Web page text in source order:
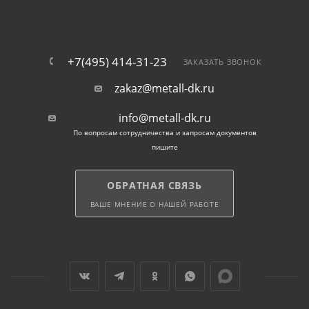
заземления объектов. Устойчивый к коррозии
по периметру сооружений, а также элементов,
Также полоса металлическая с цинковым
повышенной влажности.
+7(495) 414-31-23 ЗАКАЗАТЬ ЗВОНОК
zakaz@metall-dk.ru
info@metall-dk.ru
По вопросам сотрудничества и запросам документов
пишите
ОБРАТНАЯ СВЯЗЬ
ВАШЕ МНЕНИЕ О НАШЕЙ РАБОТЕ